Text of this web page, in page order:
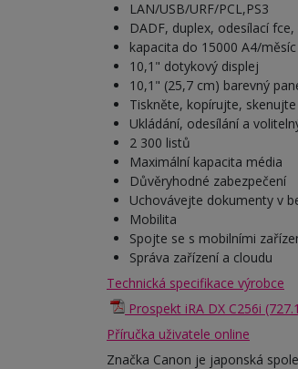
LAN/USB/URF/PCL,PS3
DADF, duplex, odesílací
kapacita do 15000 A4/měsíc
10,1" dotykový displej
10,1" (25,7 cm) barevný
Tiskněte, kopírujte, skenujte
Ukládání, odesílání a
2 300 listů
Maximální kapacita média
Důvěryhodné zabezpečení
Uchovávejte dokumenty v
Mobilita
Spojte se s mobilními
Správa zařízení a cloudu
Technická specifikace výrobce
Prospekt iRA DX C256i
Příručka uživatele online
Značka Canon je japonská